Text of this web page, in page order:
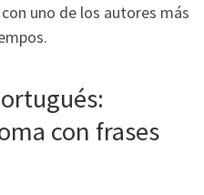
uno de los autores más
con frases